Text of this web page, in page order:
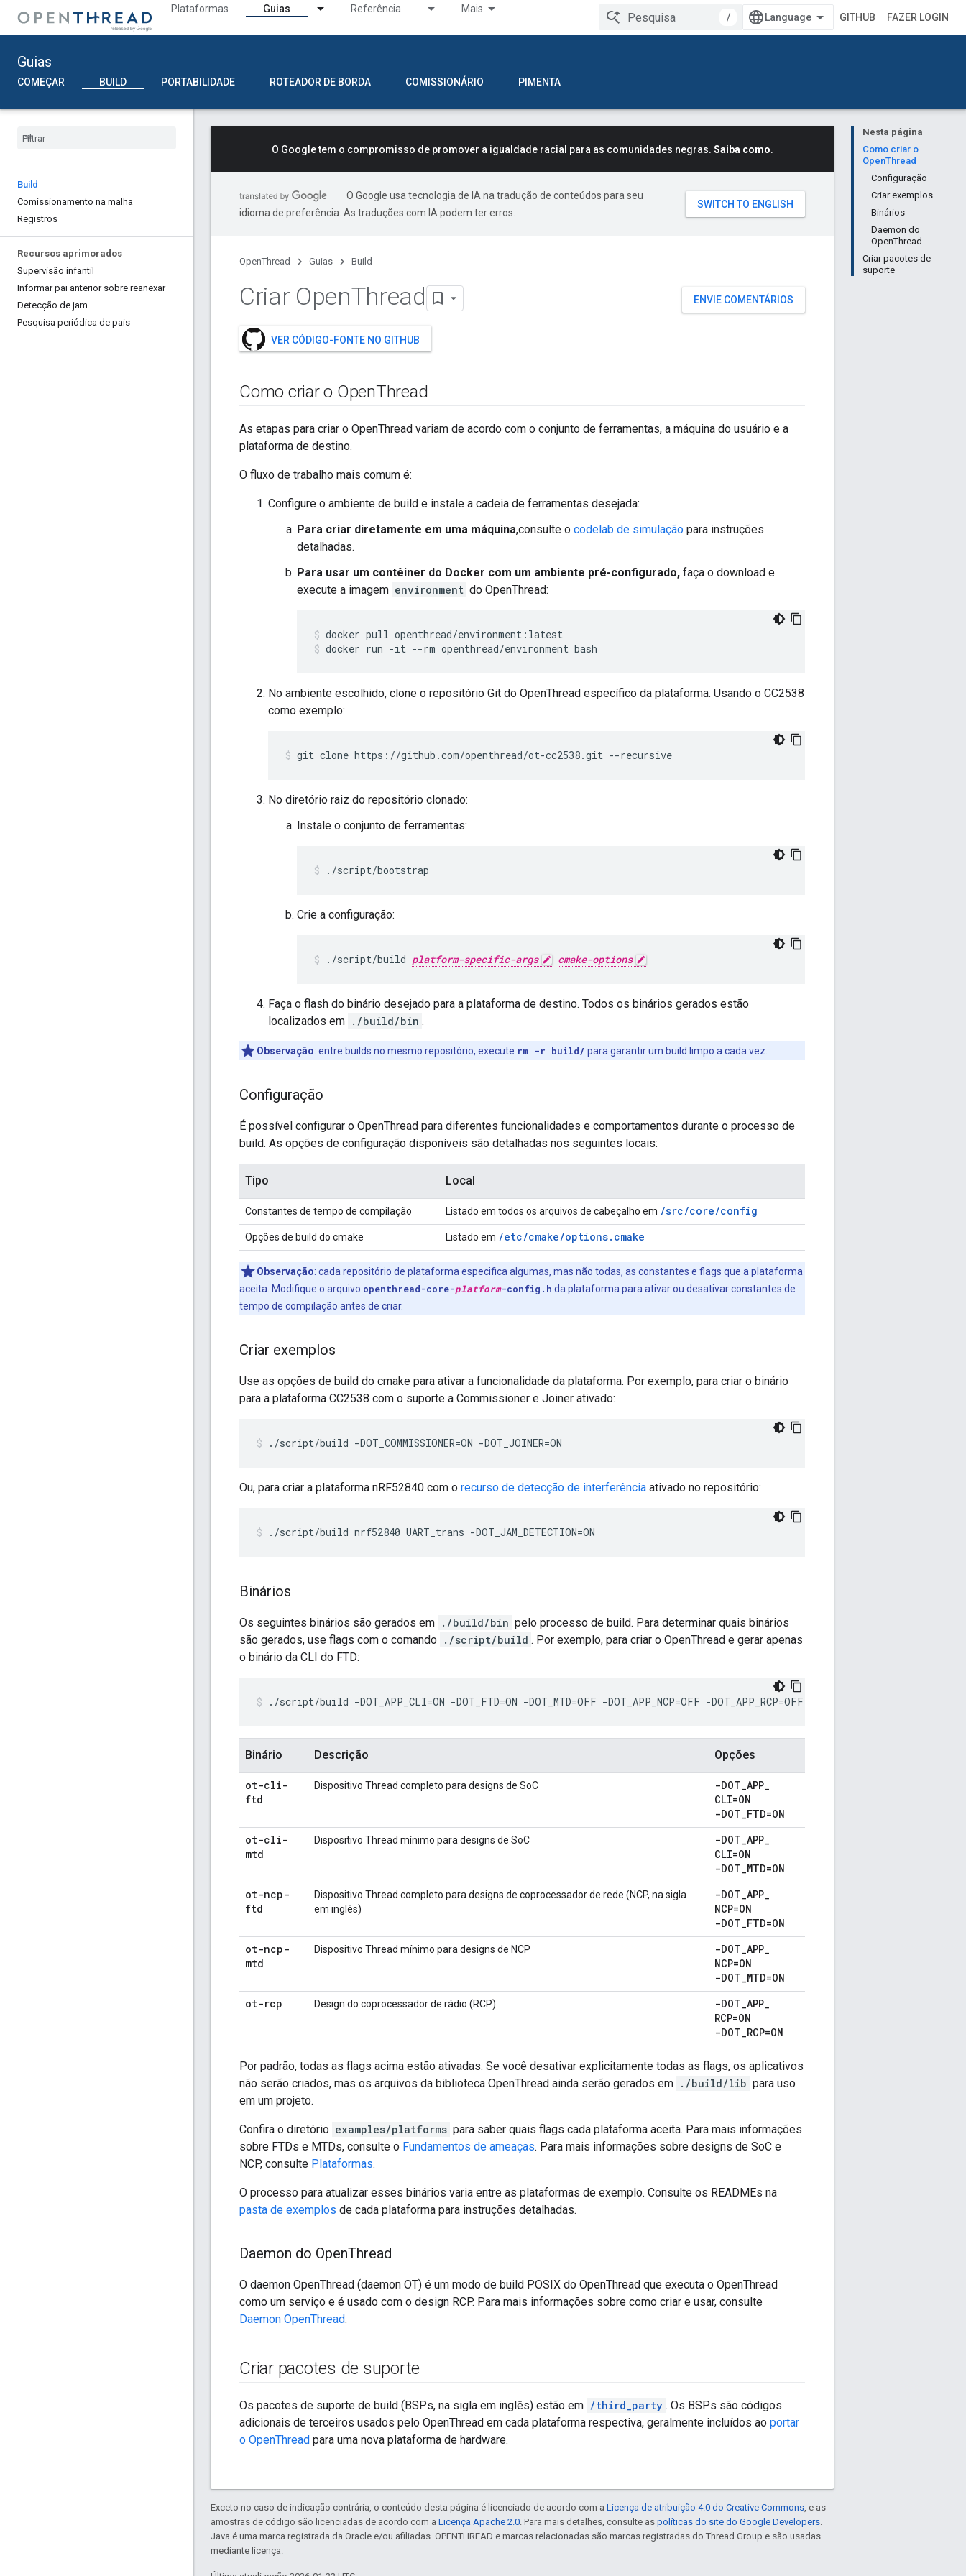
Plataformas Guias Referência Mais
/ GITHUB FAZER LOGIN
Guias
COMEÇAR BUILD PORTABILIDADE ROTEADOR DE BORDA COMISSIONÁRIO PIMENTA
Build
Comissionamento na malha
Registros
Recursos aprimorados
Supervisão infantil
Informar pai anterior sobre reanexar
Detecção de jam
Pesquisa periódica de pais
Nesta página
Como criar o
OpenThread
Configuração
Criar exemplos
Binários
Daemon do
OpenThread
Criar pacotes de
suporte
O Google tem o compromisso de promover a igualdade racial para as comunidades negras. Saiba como.
O Google usa tecnologia de IA na tradução de conteúdos para seu
idioma de preferência. As traduções com IA podem ter erros.
OpenThread Guias Build
ENVIE COMENTÁRIOS
Criar OpenThread
VER CÓDIGO-FONTE NO GITHUB
Como criar o OpenThread
As etapas para criar o OpenThread variam de acordo com o conjunto de ferramentas, a máquina do usuário e a
plataforma de destino.
O fluxo de trabalho mais comum é:
Configure o ambiente de build e instale a cadeia de ferramentas desejada:
Para criar diretamente em uma máquina,consulte o codelab de simulação para instruções
detalhadas.
Para usar um contêiner do Docker com um ambiente pré-configurado, faça o download e
execute a imagem environment do OpenThread:
docker pull openthread/environment:latest
docker run -it --rm openthread/environment bash
No ambiente escolhido, clone o repositório Git do OpenThread específico da plataforma. Usando o CC2538
como exemplo:
git clone https://github.com/openthread/ot-cc2538.git --recursive
No diretório raiz do repositório clonado:
Instale o conjunto de ferramentas:
./script/bootstrap
Crie a configuração:
./script/build platform-specific-args cmake-options
Faça o flash do binário desejado para a plataforma de destino. Todos os binários gerados estão
localizados em ./build/bin .
Observação: entre builds no mesmo repositório, execute rm -r build/ para garantir um build limpo a cada vez.
Configuração
É possível configurar o OpenThread para diferentes funcionalidades e comportamentos durante o processo de
build. As opções de configuração disponíveis são detalhadas nos seguintes locais:
Tipo Local
Constantes de tempo de compilação Listado em todos os arquivos de cabeçalho em /src/core/config
Opções de build do cmake Listado em /etc/cmake/options.cmake
Observação: cada repositório de plataforma especifica algumas, mas não todas, as constantes e flags que a plataforma
aceita. Modifique o arquivo openthread-core-platform-config.h da plataforma para ativar ou desativar constantes de
tempo de compilação antes de criar.
Criar exemplos
Use as opções de build do cmake para ativar a funcionalidade da plataforma. Por exemplo, para criar o binário
para a plataforma CC2538 com o suporte a Commissioner e Joiner ativado:
./script/build -DOT_COMMISSIONER=ON -DOT_JOINER=ON
Ou, para criar a plataforma nRF52840 com o recurso de detecção de interferência ativado no repositório:
./script/build nrf52840 UART_trans -DOT_JAM_DETECTION=ON
Binários
Os seguintes binários são gerados em ./build/bin pelo processo de build. Para determinar quais binários
são gerados, use flags com o comando ./script/build . Por exemplo, para criar o OpenThread e gerar apenas
o binário da CLI do FTD:
./script/build -DOT_APP_CLI=ON -DOT_FTD=ON -DOT_MTD=OFF -DOT_APP_NCP=OFF -DOT_APP_RCP=OFF -DOT_RCP=OFF
Binário Descrição Opções
ot-cli-
ftd
Dispositivo Thread completo para designs de SoC -DOT_APP_
CLI=ON
-DOT_FTD=ON
ot-cli-
mtd
Dispositivo Thread mínimo para designs de SoC -DOT_APP_
CLI=ON
-DOT_MTD=ON
ot-ncp-
ftd
Dispositivo Thread completo para designs de coprocessador de rede (NCP, na sigla
em inglês)
-DOT_APP_
NCP=ON
-DOT_FTD=ON
ot-ncp-
mtd
Dispositivo Thread mínimo para designs de NCP -DOT_APP_
NCP=ON
-DOT_MTD=ON
ot-rcp
Design do coprocessador de rádio (RCP) -DOT_APP_
RCP=ON
-DOT_RCP=ON
Por padrão, todas as flags acima estão ativadas. Se você desativar explicitamente todas as flags, os aplicativos
não serão criados, mas os arquivos da biblioteca OpenThread ainda serão gerados em ./build/lib para uso
em um projeto.
Confira o diretório examples/platforms para saber quais flags cada plataforma aceita. Para mais informações
sobre FTDs e MTDs, consulte o Fundamentos de ameaças. Para mais informações sobre designs de SoC e
NCP, consulte Plataformas.
O processo para atualizar esses binários varia entre as plataformas de exemplo. Consulte os READMEs na
pasta de exemplos de cada plataforma para instruções detalhadas.
Daemon do OpenThread
O daemon OpenThread (daemon OT) é um modo de build POSIX do OpenThread que executa o OpenThread
como um serviço e é usado com o design RCP. Para mais informações sobre como criar e usar, consulte
Daemon OpenThread.
Criar pacotes de suporte
Os pacotes de suporte de build (BSPs, na sigla em inglês) estão em /third_party . Os BSPs são códigos
adicionais de terceiros usados pelo OpenThread em cada plataforma respectiva, geralmente incluídos ao portar
o OpenThread para uma nova plataforma de hardware.
Exceto no caso de indicação contrária, o conteúdo desta página é licenciado de acordo com a Licença de atribuição 4.0 do Creative Commons, e as
amostras de código são licenciadas de acordo com a Licença Apache 2.0. Para mais detalhes, consulte as políticas do site do Google Developers.
Java é uma marca registrada da Oracle e/ou afiliadas. OPENTHREAD e marcas relacionadas são marcas registradas do Thread Group e são usadas
mediante licença.